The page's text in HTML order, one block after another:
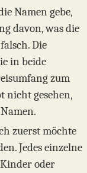
Namen gebe,
davon, was die
Die
in beide
zum
nicht gesehen,
zuerst möchte
Jedes einzelne
oder